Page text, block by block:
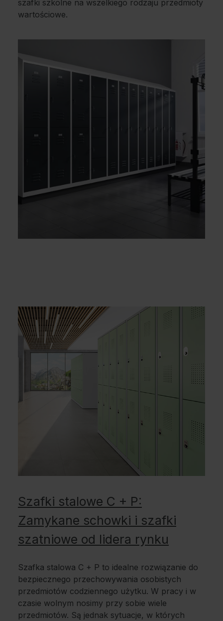
szafki szkolne na wszelkiego rodzaju przedmioty
wartościowe.
Szafki stalowe C + P:
Zamykane schowki i szafki
szatniowe od lidera rynku
Szafka stalowa C + P to idealne rozwiązanie do
bezpiecznego przechowywania osobistych
przedmiotów codziennego użytku. W pracy i w
czasie wolnym nosimy przy sobie wiele
przedmiotów. Są jednak sytuacje, w których